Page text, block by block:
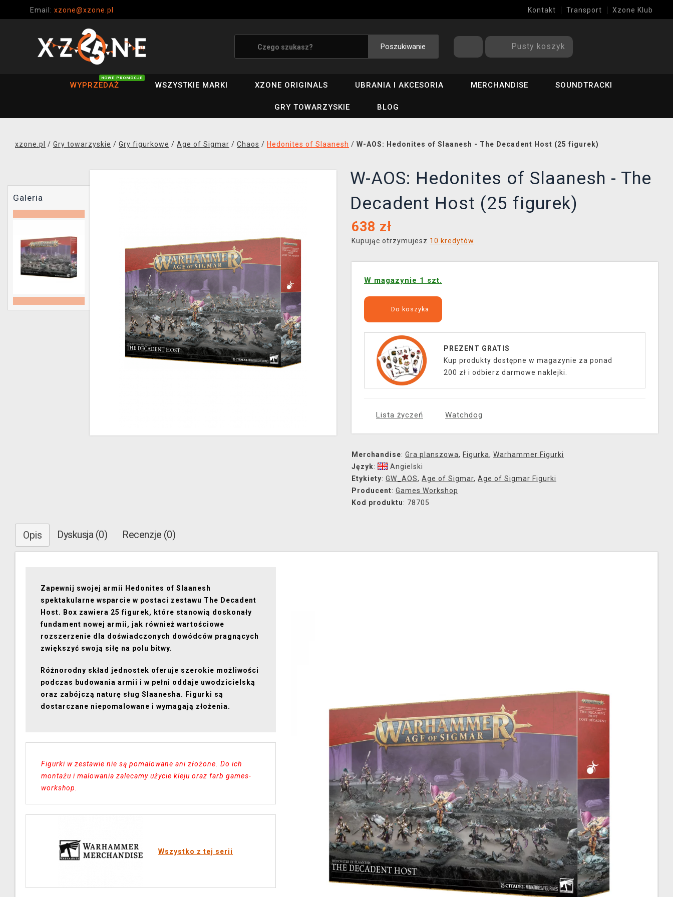
Email: xzone@xzone.pl Kontakt Transport Xzone Klub
Poszukiwanie Pusty koszyk
WYPRZEDAŻ
NOWE PROMOCJE
WSZYSTKIE MARKI XZONE ORIGINALS UBRANIA I AKCESORIA MERCHANDISE SOUNDTRACKI
GRY TOWARZYSKIE BLOG
xzone.pl / Gry towarzyskie / Gry figurkowe / Age of Sigmar / Chaos / Hedonites of Slaanesh / W-AOS: Hedonites of Slaanesh - The Decadent Host (25 figurek)
Galeria
W-AOS: Hedonites of Slaanesh - The
Decadent Host (25 figurek)
638 zł
Kupując otrzymujesz 10 kredytów
W magazynie 1 szt.
Do koszyka
PREZENT GRATIS
Kup produkty dostępne w magazynie za ponad
200 zł i odbierz darmowe naklejki.
Lista życzeń Watchdog
Merchandise: Gra planszowa, Figurka, Warhammer Figurki
Język:
Angielski
Etykiety: GW_AOS, Age of Sigmar, Age of Sigmar Figurki
Producent: Games Workshop
Kod produktu: 78705
Opis Dyskusja (0) Recenzje (0)
Zapewnij swojej armii Hedonites of Slaanesh
spektakularne wsparcie w postaci zestawu The Decadent
Host. Box zawiera 25 figurek, które stanowią doskonały
fundament nowej armii, jak również wartościowe
rozszerzenie dla doświadczonych dowódców pragnących
zwiększyć swoją siłę na polu bitwy.
Różnorodny skład jednostek oferuje szerokie możliwości
podczas budowania armii i w pełni oddaje uwodzicielską
oraz zabójczą naturę sług Slaanesha. Figurki są
dostarczane niepomalowane i wymagają złożenia.
Figurki w zestawie nie są pomalowane ani złożone. Do ich
montażu i malowania zalecamy użycie kleju oraz farb games-
workshop.
Wszystko z tej serii